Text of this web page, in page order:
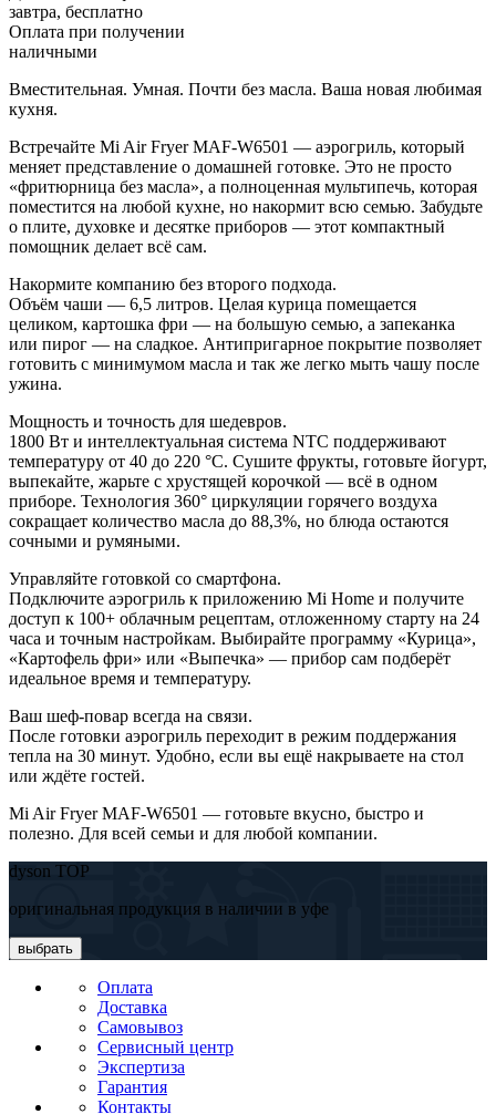
завтра, бесплатно
Оплата при получении
наличными
Вместительная. Умная. Почти без масла. Ваша новая любимая
кухня.
Встречайте Mi Air Fryer MAF-W6501 — аэрогриль, который
меняет представление о домашней готовке. Это не просто
«фритюрница без масла», а полноценная мультипечь, которая
поместится на любой кухне, но накормит всю семью. Забудьте
о плите, духовке и десятке приборов — этот компактный
помощник делает всё сам.
Накормите компанию без второго подхода.
Объём чаши — 6,5 литров. Целая курица помещается
целиком, картошка фри — на большую семью, а запеканка
или пирог — на сладкое. Антипригарное покрытие позволяет
готовить с минимумом масла и так же легко мыть чашу после
ужина.
Мощность и точность для шедевров.
1800 Вт и интеллектуальная система NTC поддерживают
температуру от 40 до 220 °C. Сушите фрукты, готовьте йогурт,
выпекайте, жарьте с хрустящей корочкой — всё в одном
приборе. Технология 360° циркуляции горячего воздуха
сокращает количество масла до 88,3%, но блюда остаются
сочными и румяными.
Управляйте готовкой со смартфона.
Подключите аэрогриль к приложению Mi Home и получите
доступ к 100+ облачным рецептам, отложенному старту на 24
часа и точным настройкам. Выбирайте программу «Курица»,
«Картофель фри» или «Выпечка» — прибор сам подберёт
идеальное время и температуру.
Ваш шеф-повар всегда на связи.
После готовки аэрогриль переходит в режим поддержания
тепла на 30 минут. Удобно, если вы ещё накрываете на стол
или ждёте гостей.
Mi Air Fryer MAF-W6501 — готовьте вкусно, быстро и
полезно. Для всей семьи и для любой компании.
dyson TOP
оригинальная продукция в наличии в уфе
выбрать
Оплата
Доставка
Самовывоз
Сервисный центр
Экспертиза
Гарантия
Контакты